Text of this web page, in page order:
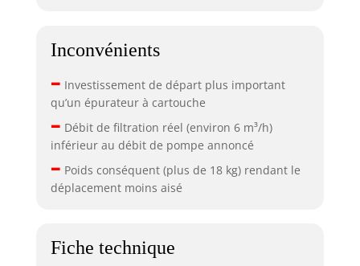
Inconvénients
– Investissement de départ plus important
qu’un épurateur à cartouche
– Débit de filtration réel (environ 6 m³/h)
inférieur au débit de pompe annoncé
– Poids conséquent (plus de 18 kg) rendant le
déplacement moins aisé
Fiche technique